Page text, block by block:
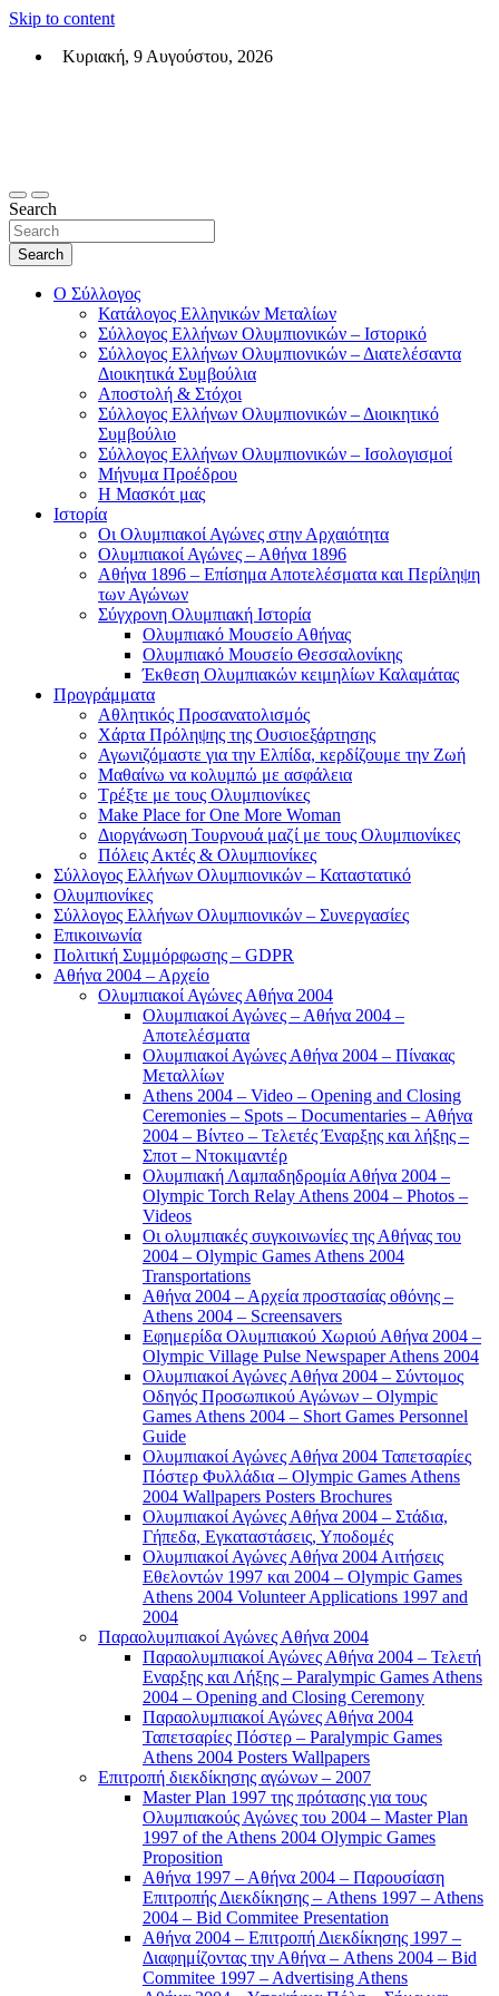
Skip to content
Κυριακή, 9 Αυγούστου, 2026
Search
Search
Ο Σύλλογος
Κατάλογος Ελληνικών Μεταλίων
Σύλλογος Ελλήνων Ολυμπιονικών – Ιστορικό
Σύλλογος Ελλήνων Ολυμπιονικών – Διατελέσαντα
Διοικητικά Συμβούλια
Αποστολή & Στόχοι
Σύλλογος Ελλήνων Ολυμπιονικών – Διοικητικό
Συμβούλιο
Σύλλογος Ελλήνων Ολυμπιονικών – Ισολογισμοί
Μήνυμα Προέδρου
Η Μασκότ μας
Ιστορία
Οι Ολυμπιακοί Αγώνες στην Αρχαιότητα
Ολυμπιακοί Αγώνες – Αθήνα 1896
Αθήνα 1896 – Επίσημα Αποτελέσματα και Περίληψη
των Αγώνων
Σύγχρονη Ολυμπιακή Ιστορία
Ολυμπιακό Μουσείο Αθήνας
Ολυμπιακό Μουσείο Θεσσαλονίκης
Έκθεση Ολυμπιακών κειμηλίων Καλαμάτας
Προγράμματα
Αθλητικός Προσανατολισμός
Χάρτα Πρόληψης της Ουσιοεξάρτησης
Αγωνιζόμαστε για την Ελπίδα, κερδίζουμε την Ζωή
Μαθαίνω να κολυμπώ με ασφάλεια
Τρέξτε με τους Ολυμπιονίκες
Make Place for One More Woman
Διοργάνωση Τουρνουά μαζί με τους Ολυμπιονίκες
Πόλεις Ακτές & Ολυμπιονίκες
Σύλλογος Ελλήνων Ολυμπιονικών – Καταστατικό
Ολυμπιονίκες
Σύλλογος Ελλήνων Ολυμπιονικών – Συνεργασίες
Επικοινωνία
Πολιτική Συμμόρφωσης – GDPR
Αθήνα 2004 – Αρχείο
Ολυμπιακοί Αγώνες Αθήνα 2004
Ολυμπιακοί Αγώνες – Αθήνα 2004 –
Αποτελέσματα
Ολυμπιακοί Αγώνες Αθήνα 2004 – Πίνακας
Μεταλλίων
Athens 2004 – Video – Opening and Closing
Ceremonies – Spots – Documentaries – Αθήνα
2004 – Βίντεο – Τελετές Έναρξης και λήξης –
Σποτ – Ντοκιμαντέρ
Ολυμπιακή Λαμπαδηδρομία Αθήνα 2004 –
Olympic Torch Relay Athens 2004 – Photos –
Videos
Οι ολυμπιακές συγκοινωνίες της Αθήνας του
2004 – Olympic Games Athens 2004
Transportations
Αθήνα 2004 – Αρχεία προστασίας οθόνης –
Athens 2004 – Screensavers
Εφημερίδα Ολυμπιακού Χωριού Αθήνα 2004 –
Olympic Village Pulse Newspaper Athens 2004
Ολυμπιακοί Αγώνες Αθήνα 2004 – Σύντομος
Οδηγός Προσωπικού Αγώνων – Olympic
Games Athens 2004 – Short Games Personnel
Guide
Ολυμπιακοί Αγώνες Αθήνα 2004 Ταπετσαρίες
Πόστερ Φυλλάδια – Olympic Games Athens
2004 Wallpapers Posters Brochures
Ολυμπιακοί Αγώνες Αθήνα 2004 – Στάδια,
Γήπεδα, Εγκαταστάσεις, Υποδομές
Ολυμπιακοί Αγώνες Αθήνα 2004 Αιτήσεις
Εθελοντών 1997 και 2004 – Olympic Games
Athens 2004 Volunteer Applications 1997 and
2004
Παραολυμπιακοί Αγώνες Αθήνα 2004
Παραολυμπιακοί Αγώνες Αθήνα 2004 – Τελετή
Εναρξης και Λήξης – Paralympic Games Athens
2004 – Opening and Closing Ceremony
Παραολυμπιακοί Αγώνες Αθήνα 2004
Ταπετσαρίες Πόστερ – Paralympic Games
Athens 2004 Posters Wallpapers
Επιτροπή διεκδίκησης αγώνων – 2007
Master Plan 1997 της πρότασης για τους
Ολυμπιακούς Αγώνες του 2004 – Master Plan
1997 of the Athens 2004 Olympic Games
Proposition
Αθήνα 1997 – Αθήνα 2004 – Παρουσίαση
Επιτροπής Διεκδίκησης – Athens 1997 – Athens
2004 – Bid Commitee Presentation
Αθήνα 2004 – Επιτροπή Διεκδίκησης 1997 –
Διαφημίζοντας την Αθήνα – Athens 2004 – Bid
Commitee 1997 – Advertising Athens